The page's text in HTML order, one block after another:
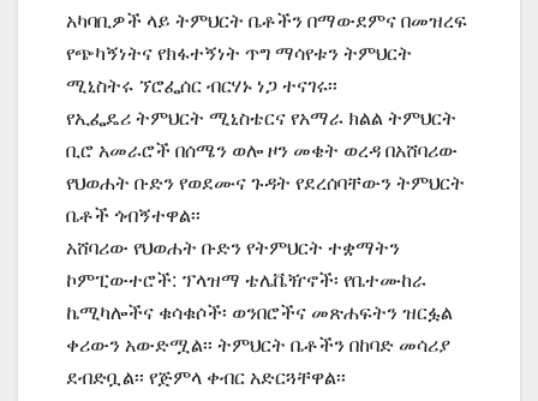
አካባቢዎች ላይ ትምህርት ቤቶችን በማውደምና በመዝረፍ
የጭካኝነትና የክፋተኝነት ጥግ ማሳየቱን ትምህርት
ሚኒስትሩ ኘሮፌሰር ብርሃኑ ነጋ ተናገሩ፡፡
የኢፌዴሪ ትምህርት ሚኒስቴርና የአማራ ክልል ትምህርት
ቢሮ አመራሮች በሰሜን ወሎ ዞን መቄት ወረዳ በአሸባሪው
የህወሐት ቡድን የወደሙና ጉዳት የደረሰባቸውን ትምህርት
ቤቶች ጎብኝተዋል፡፡
አሸባሪው የህወሐት ቡድን የትምህርት ተቋማትን
ኮምፒውተሮች: ፕላዝማ ቴሌቬዥኖች፡ የቤተሙከራ
ኬሚካሎችና ቁሳቁሶች፡ ወንበሮችና መጽሐፍትን ዝርፏል
ቀሪውን አውድሟል፡፡ ትምህርት ቤቶችን በከባድ መሳሪያ
ደብድቧል፡፡ የጅምላ ቀብር አድርጓቸዋል፡፡